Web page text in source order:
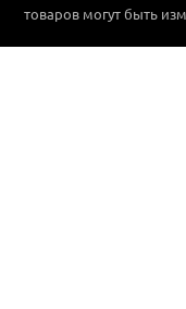
товаров могут быть